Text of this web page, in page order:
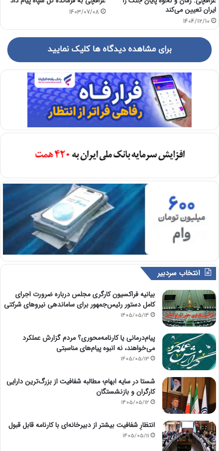
ایران تعیین می‌کند
1404/12/10
1403/07/08
برای مشاهده دیدگاه ها کلیک نمایید
انتخاب سردبیر
بیانیه فراکسیون کارگری مجلس درباره ضرورت اجرای
کامل دستور رئیس‌جمهور برای ساماندهی نیروهای شرکتی
1405/05/14
پیام‌درمانی یا کارنامه‌محوری؟ مردم گزارش عملکرد
می‌خواهند، نه انبوه پیام‌های مناسبتی
1405/05/13
شستا در سایه ابهام؛ مطالبه شفافیت از بزرگ‌ترین دارایی
کارگران و بازنشستگان
1405/05/12
انتظارِ شفافیت بیشتر از دبیرخانه‌ای با کارنامه قابل قبول
1405/05/11